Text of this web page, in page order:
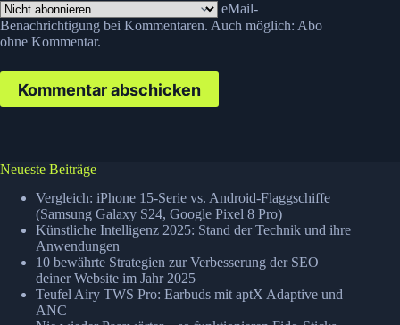
eMail-
Benachrichtigung bei Kommentaren. Auch möglich: Abo
ohne Kommentar.
Kommentar abschicken
Neueste Beiträge
Vergleich: iPhone 15-Serie vs. Android-Flaggschiffe
(Samsung Galaxy S24, Google Pixel 8 Pro)
Künstliche Intelligenz 2025: Stand der Technik und ihre
Anwendungen
10 bewährte Strategien zur Verbesserung der SEO
deiner Website im Jahr 2025
Teufel Airy TWS Pro: Earbuds mit aptX Adaptive und
ANC